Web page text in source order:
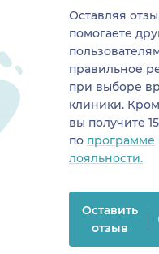
Оставляя
помогаете
правильное
при выборе
клиники.
вы получите
по программе
лояльности.
Оставить
отзыв